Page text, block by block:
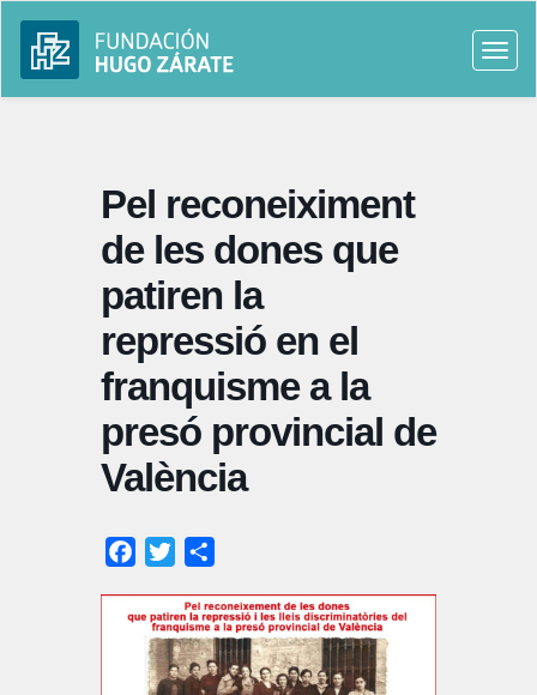
Pel reconeiximent
de les dones que
patiren la
repressió en el
franquisme a la
presó provincial de
València
Facebook
Twitter